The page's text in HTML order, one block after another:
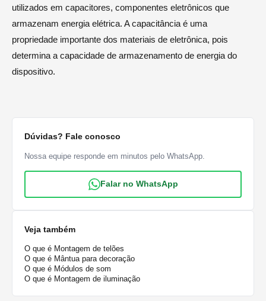
utilizados em capacitores, componentes eletrônicos que
armazenam energia elétrica. A capacitância é uma
propriedade importante dos materiais de eletrônica, pois
determina a capacidade de armazenamento de energia do
dispositivo.
Dúvidas? Fale conosco
Nossa equipe responde em minutos pelo WhatsApp.
Falar no WhatsApp
Veja também
O que é Montagem de telões
O que é Mântua para decoração
O que é Módulos de som
O que é Montagem de iluminação